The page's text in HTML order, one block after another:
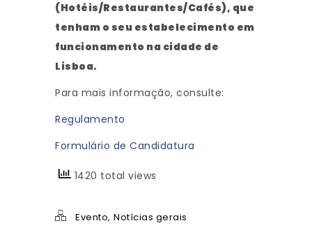
(Hotéis/Restaurantes/Cafés), que
tenham o seu estabelecimento em
funcionamento na cidade de
Lisboa.
Para mais informação, consulte:
Regulamento
Formulário de Candidatura
1420 total views
Evento, Notícias gerais